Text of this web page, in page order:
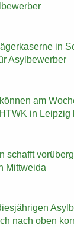
in
Asyl­be­wer­ber
am
in Leip­zig
schafft
Mitt­wei­da
nach oben